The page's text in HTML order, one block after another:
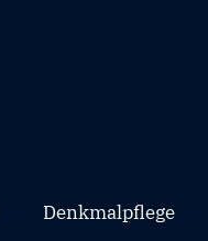
Denkmalpflege